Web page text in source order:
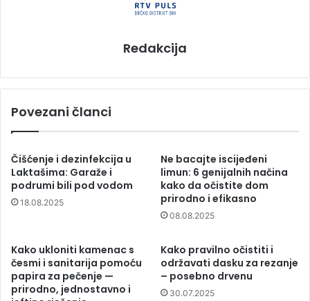
Redakcija
Povezani članci
Čišćenje i dezinfekcija u
Laktašima: Garaže i
podrumi bili pod vodom
18.08.2025
Ne bacajte iscijeđeni
limun: 6 genijalnih načina
kako da očistite dom
prirodno i efikasno
08.08.2025
Kako ukloniti kamenac s
česmi i sanitarija pomoću
papira za pečenje —
prirodno, jednostavno i
Kako pravilno očistiti i
održavati dasku za rezanje
– posebno drvenu
30.07.2025